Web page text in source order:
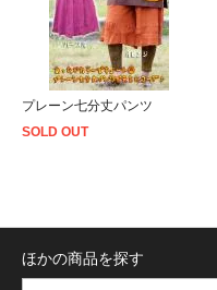
プレーン七分丈パンツ
SOLD OUT
ほかの商品を探す